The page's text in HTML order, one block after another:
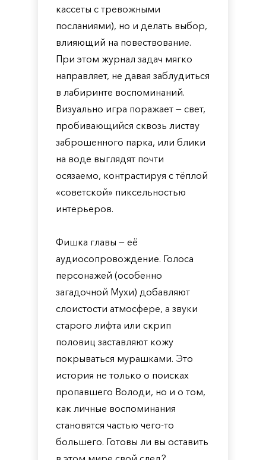
кассеты с тревожными
посланиями), но и делать выбор,
влияющий на повествование.
При этом журнал задач мягко
направляет, не давая заблудиться
в лабиринте воспоминаний.
Визуально игра поражает — свет,
пробивающийся сквозь листву
заброшенного парка, или блики
на воде выглядят почти
осязаемо, контрастируя с тёплой
«советской» пиксельностью
интерьеров.
Фишка главы — её
аудиосопровождение. Голоса
персонажей (особенно
загадочной Мухи) добавляют
слоистости атмосфере, а звуки
старого лифта или скрип
половиц заставляют кожу
покрываться мурашками. Это
история не только о поисках
пропавшего Володи, но и о том,
как личные воспоминания
становятся частью чего-то
большего. Готовы ли вы оставить